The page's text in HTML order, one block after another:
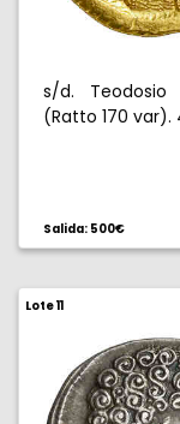
s/d. Teodosio
(Ratto 170 var).
Salida: 500€
Lote 11